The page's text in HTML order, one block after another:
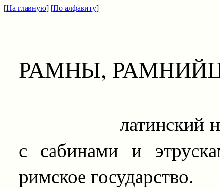
[На главную] [По алфавиту]
РАМНЫ,
латинский народ,
с сабинами и
римское государство.